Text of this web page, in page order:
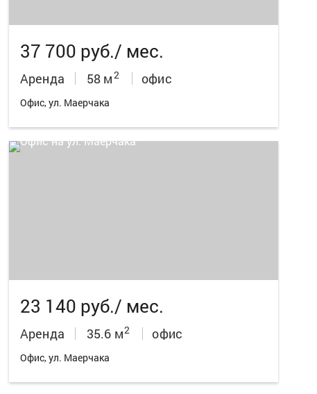
37 700 руб./ мес.
Аренда 58 м2 офис
Офис, ул. Маерчака
23 140 руб./ мес.
Аренда 35.6 м2 офис
Офис, ул. Маерчака